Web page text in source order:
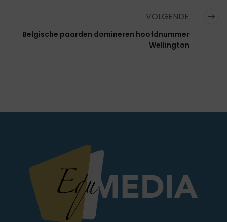
VOLGENDE
Belgische paarden domineren hoofdnummer
Wellington